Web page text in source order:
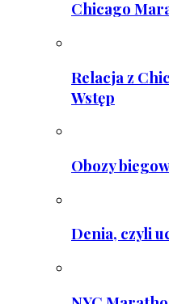
Chicago
Relacja z
Wstęp
Obozy
Denia, czyli